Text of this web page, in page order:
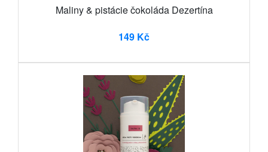
Maliny & pistácie čokoláda Dezertína
149 Kč